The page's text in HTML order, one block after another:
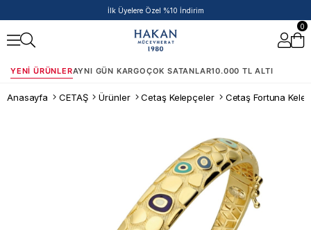
İlk Üyelere Özel %10 İndirim
0
YENI ÜRÜNLERAYNI GÜN KARGOÇOK SATANLAR10.000 TL ALTI
Anasayfa CETAŞ Ürünler Cetaş Kelepçeler